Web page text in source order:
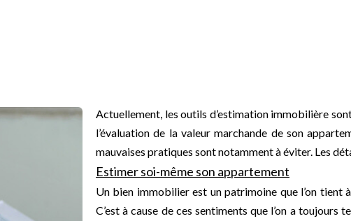
Actuellement, les outils d’estimation immobilière
l’évaluation de la valeur marchande de son
mauvaises pratiques sont notamment à éviter. Les
Estimer soi-même son appartement
Un bien immobilier est un patrimoine que l’on tient
C’est à cause de ces sentiments que l’on a toujours